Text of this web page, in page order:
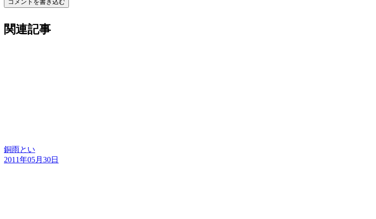
コメントを書き込む
関連記事
銅雨とい
2011年05月30日